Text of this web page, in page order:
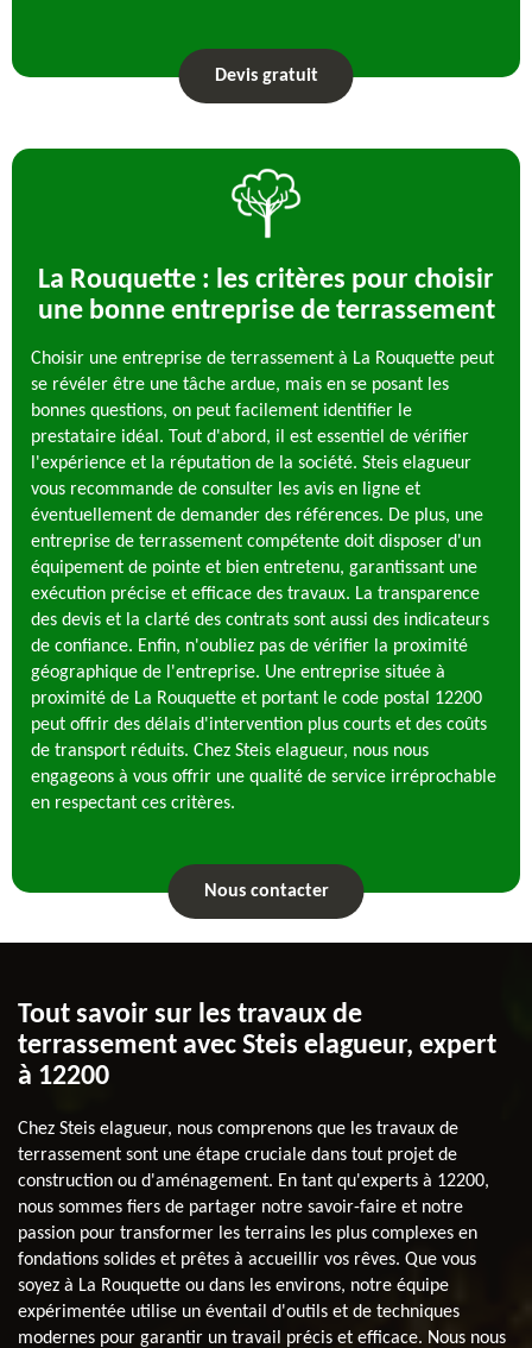
Devis gratuit
La Rouquette : les critères pour choisir
une bonne entreprise de terrassement
Choisir une entreprise de terrassement à La Rouquette peut
se révéler être une tâche ardue, mais en se posant les
bonnes questions, on peut facilement identifier le
prestataire idéal. Tout d'abord, il est essentiel de vérifier
l'expérience et la réputation de la société. Steis elagueur
vous recommande de consulter les avis en ligne et
éventuellement de demander des références. De plus, une
entreprise de terrassement compétente doit disposer d'un
équipement de pointe et bien entretenu, garantissant une
exécution précise et efficace des travaux. La transparence
des devis et la clarté des contrats sont aussi des indicateurs
de confiance. Enfin, n'oubliez pas de vérifier la proximité
géographique de l'entreprise. Une entreprise située à
proximité de La Rouquette et portant le code postal 12200
peut offrir des délais d'intervention plus courts et des coûts
de transport réduits. Chez Steis elagueur, nous nous
engageons à vous offrir une qualité de service irréprochable
en respectant ces critères.
Nous contacter
Tout savoir sur les travaux de
terrassement avec Steis elagueur, expert
à 12200
Chez Steis elagueur, nous comprenons que les travaux de
terrassement sont une étape cruciale dans tout projet de
construction ou d'aménagement. En tant qu'experts à 12200,
nous sommes fiers de partager notre savoir-faire et notre
passion pour transformer les terrains les plus complexes en
fondations solides et prêtes à accueillir vos rêves. Que vous
soyez à La Rouquette ou dans les environs, notre équipe
expérimentée utilise un éventail d'outils et de techniques
modernes pour garantir un travail précis et efficace. Nous nous